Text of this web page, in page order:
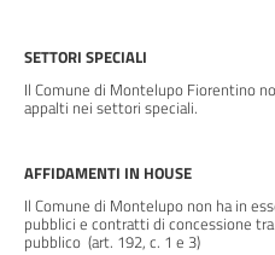
SETTORI SPECIALI
Il Comune di Montelupo Fiorentino
appalti nei settori speciali.
AFFIDAMENTI IN HOUSE
Il Comune di Montelupo non ha in
pubblici e contratti di concessione
pubblico (art. 192, c. 1 e 3)
sull'amministrazione
sulle
attività
economiche